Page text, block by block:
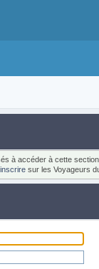
à accéder à cette
sur les Voyageurs